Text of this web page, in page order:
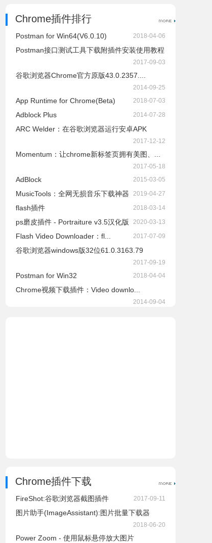
Chrome插件排行
Postman for Win64(V6.0.10) 2018-04-06
Postman接口测试工具下载附插件安装使用教程
2017-09-03
谷歌浏览器Chrome官方原版43.0.2357....
2014-09-25
App Runtime for Chrome(Beta) 2018-07-03
Adblock Plus 2014-07-28
ARC Welder：在谷歌浏览器运行安卓APK
2017-12-12
Momentum：让chrome新标签页拥有美图、...
2017-05-18
AdBlock 2015-03-05
​MusicTools：全网无损音乐下载神器 2019-04-27
flash插件 2018-03-14
ps磨皮插件 - Portraiture v3.5汉化版 2020-03-13
Flash Video Downloader：fl... 2017-07-09
谷歌浏览器windows版32位61.0.3163.79
2017-09-19
Postman for Win32 2018-04-04
Chrome视频下载插件：Video downlo...
2014-09-04
Chrome插件下载
FireShot:谷歌浏览器截图插件 2017-09-11
图片助手(ImageAssistant):图片批量下载器
2018-06-20
Power Zoom - 使用鼠标悬停放大图片